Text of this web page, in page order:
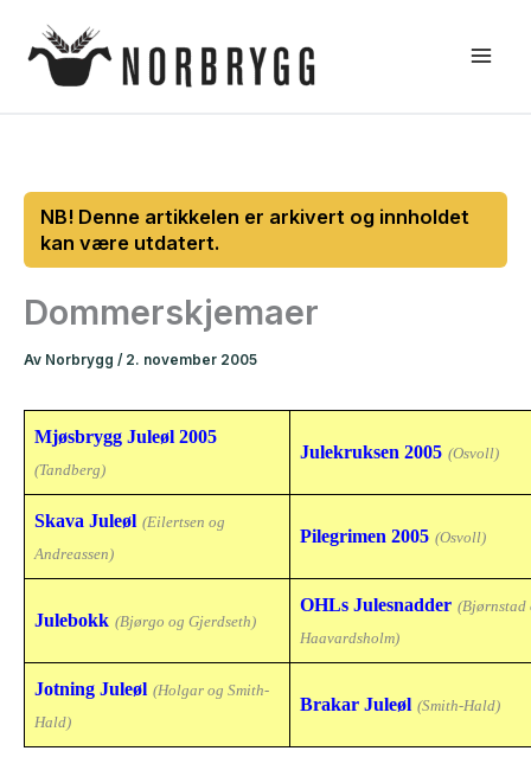
rett
Dommerskjemaer
Av Norbrygg / 2. november 2005
Mjøsbrygg Juleøl 2005
(Tandberg)
Julekruksen 2005 (Osvoll)
Skava Juleøl (Eilertsen og
Andreassen)
Pilegrimen 2005 (Osvoll)
Julebokk (Bjørgo og Gjerdseth)
OHLs Julesnadder (Bjørnstad
Haavardsholm)
Jotning Juleøl (Holgar og Smith-
Hald)
Brakar Juleøl (Smith-Hald)